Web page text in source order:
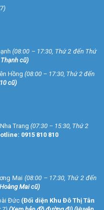
(08:00 – 17:30, Thứ 2 đến Thứ
cũ)
Hồng (08:00 – 17:30, Thứ 2 đến
cũ)
Trang (07:30 – 15:30, Thứ 2
0915 810 810
Mai (08:00 – 17:30, Thứ 2 đến
Mai cũ)
Đức (Đối diện Khu Đô Thị Tân